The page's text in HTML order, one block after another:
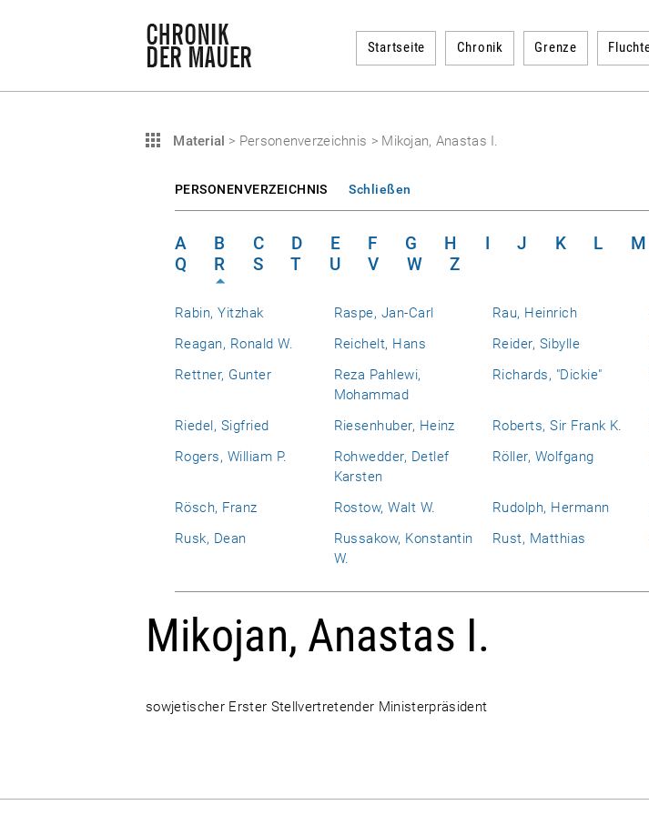
Startseite Chronik Grenze
Material > Personenverzeichnis > Mikojan, Anastas I.
PERSONENVERZEICHNIS Schließen
A B C D E F G H I J K L M
Q
R S T U V W Z
Rabin, Yitzhak Raspe, Jan-Carl Rau, Heinrich
Reagan, Ronald W.
Reichelt, Hans Reider, Sibylle
Rettner, Gunter
Reza Pahlewi,
Mohammad
Richards, "Dickie"
Riedel, Sigfried Riesenhuber, Heinz Roberts, Sir Frank K.
Rogers, William P.
Rohwedder, Detlef
Karsten
Röller, Wolfgang
Rösch, Franz Rostow, Walt W. Rudolph, Hermann
Rusk, Dean
Russakow, Konstantin
W.
Rust, Matthias
Mikojan, Anastas I.
sowjetischer Erster Stellvertretender Ministerpräsident